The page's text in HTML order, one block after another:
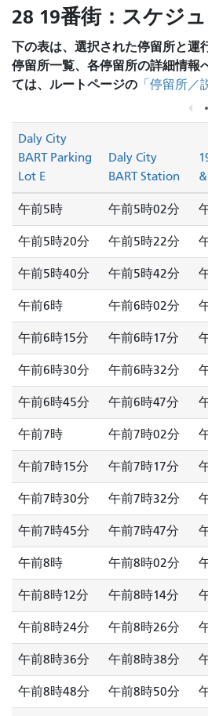
28 19番街：スケジ
下の表は、選択された停留所と運
停留所一覧、各停留所の詳細情報
ては、ルートページの 「停留所／
Daly City
BART Parking
Lot E
Daly City
BART Station
午前5時 午前5時02分
午前5時20分 午前5時22分
午前5時40分 午前5時42分
午前6時 午前6時02分
午前6時15分 午前6時17分
午前6時30分 午前6時32分
午前6時45分 午前6時47分
午前7時 午前7時02分
午前7時15分 午前7時17分
午前7時30分 午前7時32分
午前7時45分 午前7時47分
午前8時 午前8時02分
午前8時12分 午前8時14分
午前8時24分 午前8時26分
午前8時36分 午前8時38分
午前8時48分 午前8時50分